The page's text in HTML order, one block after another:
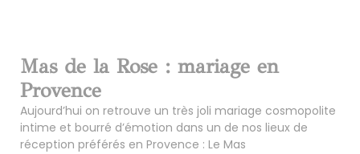
Mas de la Rose : mariage en
Provence
Aujourd’hui on retrouve un très joli mariage cosmopolite
intime et bourré d’émotion dans un de nos lieux de
réception préférés en Provence : Le Mas